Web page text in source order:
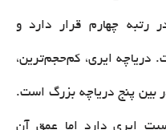
رتبه چهارم قرار دارد و
دریاچه ایری، کم‌حجم‌ترین،
بین پنج دریاچه بزرگ است.
ایری دارد اما عمق آن